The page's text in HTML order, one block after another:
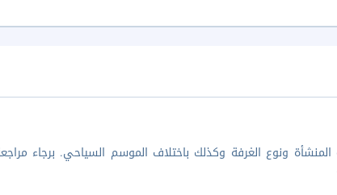
ونوع الغرفة وكذلك باختلاف الموسم السياحي. برجاء